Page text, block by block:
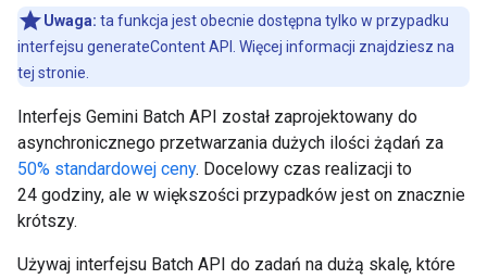
Uwaga: ta funkcja jest obecnie dostępna tylko w przypadku
interfejsu generateContent API. Więcej informacji znajdziesz na
tej stronie.
Interfejs Gemini Batch API został zaprojektowany do
asynchronicznego przetwarzania dużych ilości żądań za
50% standardowej ceny. Docelowy czas realizacji to
24 godziny, ale w większości przypadków jest on znacznie
krótszy.
Używaj interfejsu Batch API do zadań na dużą skalę, które